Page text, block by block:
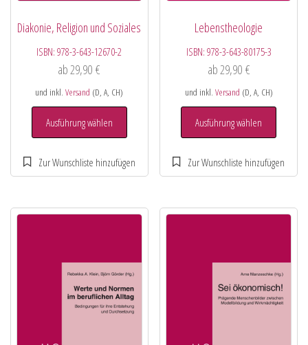
Diakonie, Religion und Soziales
ISBN:978-3-643-12670-2
ab29,90€
und inkl.Versand (D, A, CH)
Ausführung wählen
Lebenstheologie
ISBN: 978-3-643-80175-3
ab29,90 €
und inkl. Versand (D, A, CH)
Ausführung wählen